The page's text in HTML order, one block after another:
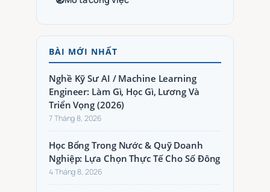
BÀI MỚI NHẤT
Nghề Kỹ Sư AI / Machine Learning
Engineer: Làm Gì, Học Gì, Lương Và
Triển Vọng (2026)
7 Tháng 8, 2026
Học Bổng Trong Nước & Quỹ Doanh
Nghiệp: Lựa Chọn Thực Tế Cho Số Đông
4 Tháng 8, 2026